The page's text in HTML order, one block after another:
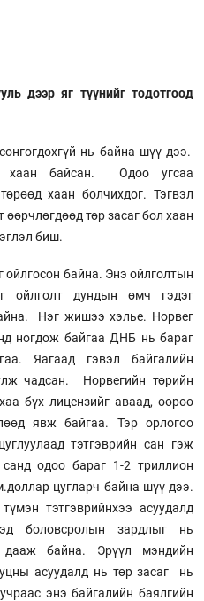
дээр яг түүнийг тодотгоод
нь байна шүү дээ.
хаан байсан. Одоо угсаа
хаан болчихдог. Тэгвэл
өөрчлөгдөөд төр засаг бол хаан
биш.
байна. Энэ ойлголтын
ойлголт дундын өмч гэдэг
Нэг жишээ хэлье. Норвег
ногдож байгаа ДНБ нь бараг
Яагаад гэвэл байгалийн
чадсан. Норвегийн төрийн
бүх лицензийг аваад, өөрөө
явж байгаа. Тэр орлогоо
тэтгэврийн сан гэж
одоо бараг 1-2 триллион
цугларч байна шүү дээ.
тэтгэврийнхээ асуудалд
боловсролын зардлыг нь
байна. Эрүүл мэндийн
асуудалд нь төр засаг нь
энэ байгалийн баялгийн